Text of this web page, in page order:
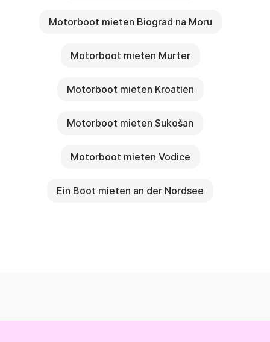
Motorboot mieten Biograd na Moru
Motorboot mieten Murter
Motorboot mieten Kroatien
Motorboot mieten Sukošan
Motorboot mieten Vodice
Ein Boot mieten an der Nordsee